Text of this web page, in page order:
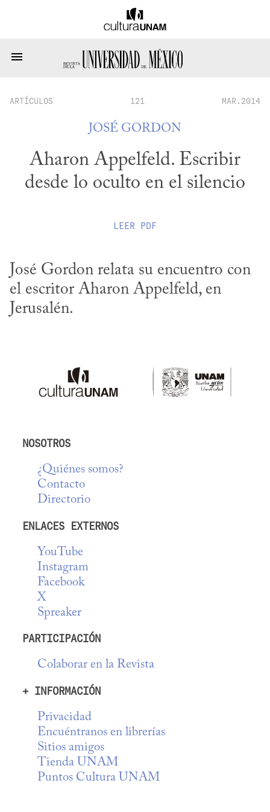
ARTÍCULOS 121 MAR.2014
JOSÉ GORDON
Aharon Appelfeld. Escribir
desde lo oculto en el silencio
LEER PDF
José Gordon relata su encuentro con
el escritor Aharon Appelfeld, en
Jerusalén.
NOSOTROS
¿Quiénes somos?
Contacto
Directorio
ENLACES EXTERNOS
YouTube
Instagram
Facebook
X
Spreaker
PARTICIPACIÓN
Colaborar en la Revista
+ INFORMACIÓN
Privacidad
Encuéntranos en librerías
Sitios amigos
Tienda UNAM
Puntos Cultura UNAM